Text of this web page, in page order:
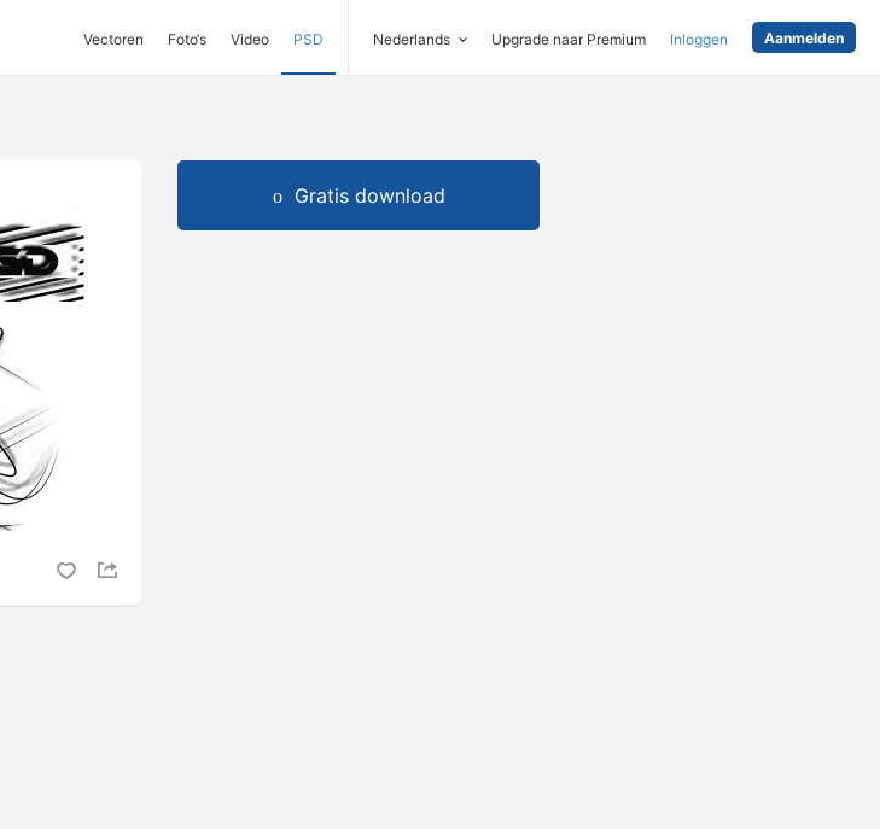
Vectoren Foto‘s Video PSD Nederlands Upgrade naar Premium Inloggen Aanmelden
Gratis download